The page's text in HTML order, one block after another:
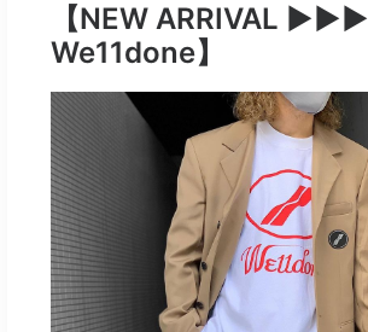
【NEW ARRIVAL ▶︎▶︎▶︎
We11done】